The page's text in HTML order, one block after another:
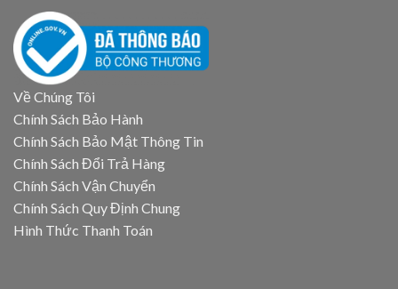
Về Chúng Tôi
Chính Sách Bảo Hành
Chính Sách Bảo Mật Thông Tin
Chính Sách Đổi Trả Hàng
Chính Sách Vận Chuyển
Chính Sách Quy Định Chung
Hình Thức Thanh Toán